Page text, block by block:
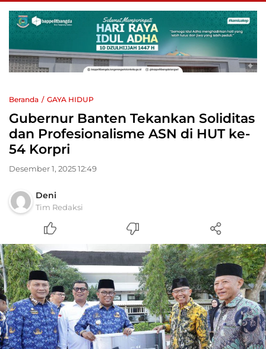
Beranda GAYA HIDUP
Gubernur Banten Tekankan Soliditas
dan Profesionalisme ASN di HUT ke-
54 Korpri
Desember 1, 2025 12:49
Deni
Tim Redaksi